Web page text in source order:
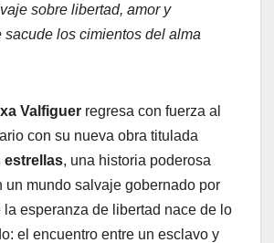
sobre libertad, amor y
sacude los cimientos del alma
Valfiguer regresa con fuerza al
con su nueva obra titulada
estrellas, una historia poderosa
un mundo salvaje gobernado por
la esperanza de libertad nace de lo
el encuentro entre un esclavo y